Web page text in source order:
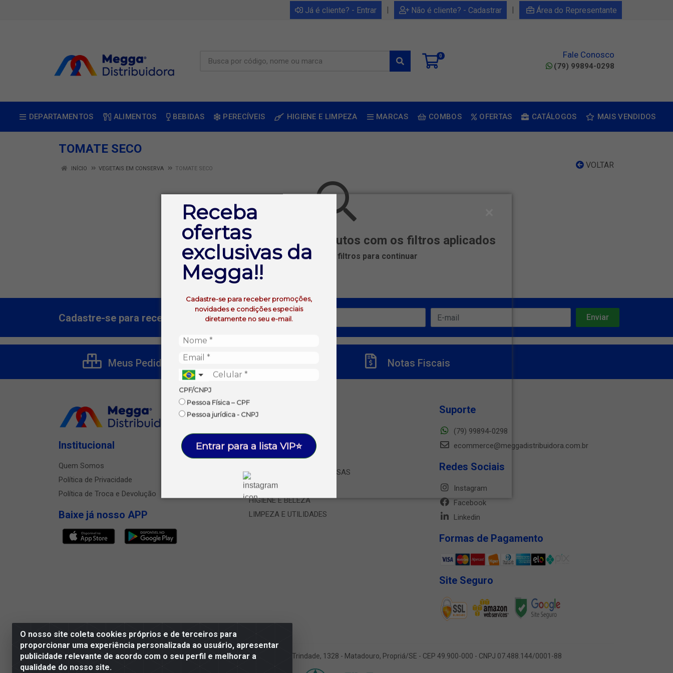
Receba
ofertas
exclusivas da
Megga!!
Cadastre-se para receber promoções,
novidades e condições especiais
diretamente no seu e-mail.
CPF/CNPJ
Pessoa Física – CPF
Pessoa jurídica - CNPJ
Entrar para a lista VIP⭐
Já é cliente? - Entrar | Não é cliente? - Cadastrar | Área do Representante
0 Fale Conosco
(79) 99894-0298
DEPARTAMENTOS ALIMENTOS BEBIDAS PERECÍVEIS HIGIENE E LIMPEZA MARCAS COMBOS OFERTAS CATÁLOGOS MAIS VENDIDOS
TOMATE SECO
VOLTAR
INÍCIO VEGETAIS EM CONSERVA TOMATE SECO
Não foram encontrados produtos com os filtros aplicados
Remova ou ajuste os filtros para continuar
O nosso site coleta cookies próprios e de terceiros para
proporcionar uma experiência personalizada ao usuário, apresentar
publicidade relevante de acordo com o seu perfil e melhorar a
qualidade do nosso site.
Cadastre-se para receber nossas ofertas!
Meus Pedidos Notas Fiscais
Institucional
Quem Somos
Política de Privacidade
Política de Troca e Devolução
Baixe já nosso APP
Departamentos
BEBIDAS
CARNES E PESCADOS
CONGELADOS E SOBREMESAS
FRIOS E LATICINIOS
HIGIENE E BELEZA
LIMPEZA E UTILIDADES
Suporte
(79) 99894-0298
ecommerce@meggadistribuidora.com.br
Redes Sociais
Instagram
Facebook
Linkedin
Formas de Pagamento
Site Seguro
Megga Distribuidora LTDA - Rua Deputado Jesse Ferreira Trindade, 1328 - Matadouro, Propriá/SE - CEP 49.900-000 - CNPJ 07.488.144/0001-88